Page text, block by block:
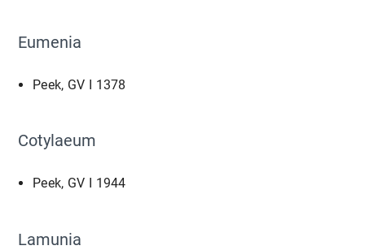
Eumenia
Peek, GV I 1378
Cotylaeum
Peek, GV I 1944
Lamunia